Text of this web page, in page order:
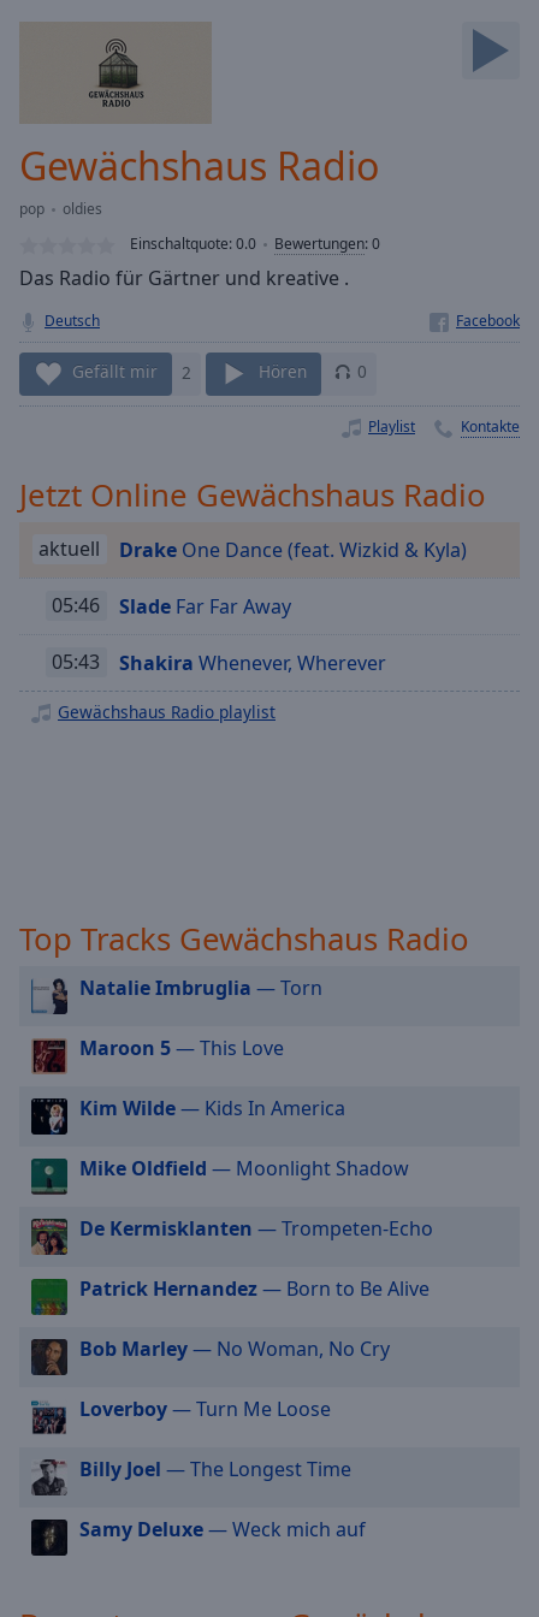
Loaded:
Stream
Seek to
live,
currently
behind
liveLIVE
Playback
Chapters
Descriptions
settings,
opens
subtitles
settings
dialog
subtitles
off
selected
Audio
Track
Picture-
in-
Fullscreen
This
modal
window.
Beginning
dialog
window.
Gewächshaus Radio
pop
oldies
Einschaltquote:0.0 Bewertungen:0
Das Radio für Gärtner und kreative .
Deutsch
Gefällt mir 2 Hören 0
Playlist Kontakte
Jetzt Online Gewächshaus Radio
aktuell Drake One Dance (feat. Wizkid & Kyla)
05:46 Slade Far Far Away
05:43 Shakira Whenever, Wherever
Gewächshaus Radio playlist
Top Tracks Gewächshaus Radio
Natalie Imbruglia — Torn
Maroon 5— This Love
Kim Wilde— Kids In America
Mike Oldfield — Moonlight Shadow
De Kermisklanten — Trompeten-Echo
Patrick Hernandez— Born to Be Alive
Bob Marley— No Woman, No Cry
Loverboy— Turn Me Loose
Billy Joel — The Longest Time
Samy Deluxe— Weck mich auf